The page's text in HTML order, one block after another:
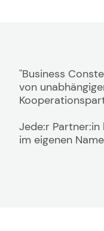
"Business
von
Jede:r
im eigenen